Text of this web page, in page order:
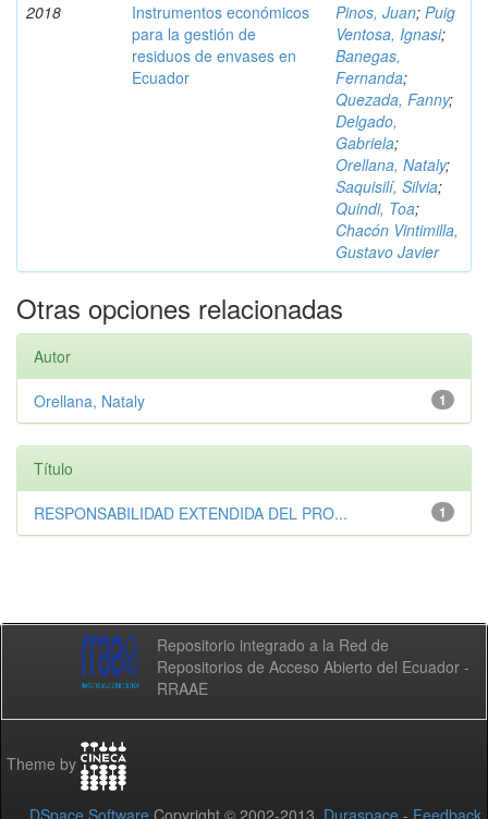
2018
Instrumentos económicos
para la gestión de
residuos de envases en
Ecuador
Pinos, Juan; Puig
Ventosa, Ignasi;
Banegas,
Fernanda;
Quezada, Fanny;
Delgado,
Gabriela;
Orellana, Nataly;
Saquisilí, Silvia;
Quindi, Toa;
Chacón Vintimilla,
Gustavo Javier
Otras opciones relacionadas
Autor
1
Orellana, Nataly
Título
1
RESPONSABILIDAD EXTENDIDA DEL PRO...
Repositorio integrado a la Red de
Repositorios de Acceso Abierto del Ecuador -
RRAAE
Theme by
DSpace Software Copyright © 2002-2013 Duraspace - Feedback